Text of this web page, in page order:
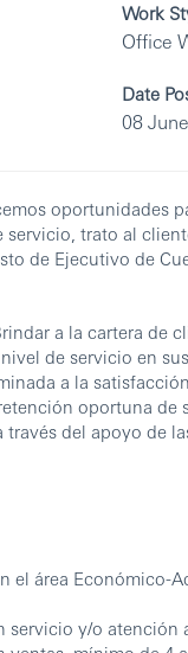
Work
Office
Date
08
oportunidades
trato al
de Ejecutivo de
a la cartera de
de servicio en
a la
oportuna
través del apoyo de
el área Económico-
servicio y/o atención